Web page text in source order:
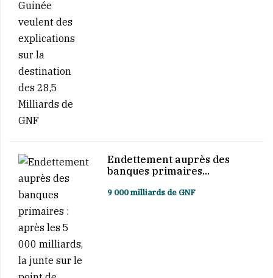
Endettement auprès des
banques primaires...
9 000 milliards de GNF